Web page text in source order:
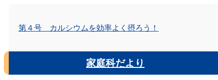
第４号 カルシウムを効率よく摂ろう！
家庭科だより